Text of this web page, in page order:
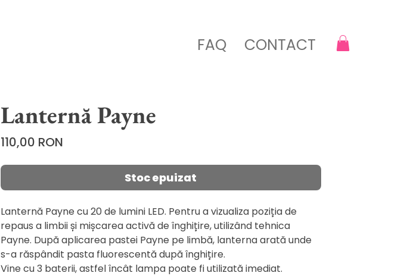
CONTACT
FAQ
Lanternă Payne
110,00 RON
Stoc epuizat
Lanternă Payne cu 20 de lumini LED. Pentru a vizualiza poziția de
repaus a limbii și mișcarea activă de înghițire, utilizând tehnica
Payne. După aplicarea pastei Payne pe limbă, lanterna arată unde
s-a răspândit pasta fluorescentă după înghițire.
Vine cu 3 baterii, astfel încât lampa poate fi utilizată imediat.